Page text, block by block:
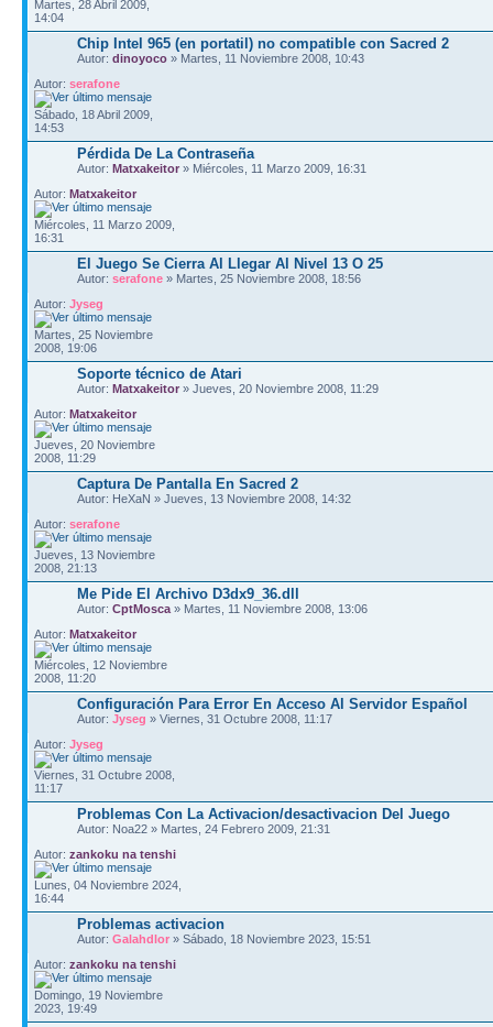
Martes, 28 Abril 2009,
14:04
Chip Intel 965 (en portatil) no compatible con Sacred 2
Autor: dinoyoco » Martes, 11 Noviembre 2008, 10:43
Autor: serafone
Sábado, 18 Abril 2009,
14:53
Pérdida De La Contraseña
Autor: Matxakeitor » Miércoles, 11 Marzo 2009, 16:31
Autor: Matxakeitor
Miércoles, 11 Marzo 2009,
16:31
El Juego Se Cierra Al Llegar Al Nivel 13 O 25
Autor: serafone » Martes, 25 Noviembre 2008, 18:56
Autor: Jyseg
Martes, 25 Noviembre
2008, 19:06
Soporte técnico de Atari
Autor: Matxakeitor » Jueves, 20 Noviembre 2008, 11:29
Autor: Matxakeitor
Jueves, 20 Noviembre
2008, 11:29
Captura De Pantalla En Sacred 2
Autor: HeXaN » Jueves, 13 Noviembre 2008, 14:32
Autor: serafone
Jueves, 13 Noviembre
2008, 21:13
Me Pide El Archivo D3dx9_36.dll
Autor: CptMosca » Martes, 11 Noviembre 2008, 13:06
Autor: Matxakeitor
Miércoles, 12 Noviembre
2008, 11:20
Configuración Para Error En Acceso Al Servidor Español
Autor: Jyseg » Viernes, 31 Octubre 2008, 11:17
Autor: Jyseg
Viernes, 31 Octubre 2008,
11:17
Problemas Con La Activacion/desactivacion Del Juego
Autor: Noa22 » Martes, 24 Febrero 2009, 21:31
Autor: zankoku na tenshi
Lunes, 04 Noviembre 2024,
16:44
Problemas activacion
Autor: Galahdlor » Sábado, 18 Noviembre 2023, 15:51
Autor: zankoku na tenshi
Domingo, 19 Noviembre
2023, 19:49